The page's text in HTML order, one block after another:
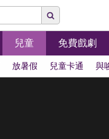
兒童 免費戲劇
放暑假 兒童卡通 與